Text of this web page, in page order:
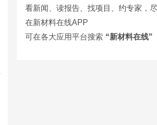
看新闻、读报告、找项目、约专家，尽
在新材料在线APP
可在各大应用平台搜索 “新材料在线”